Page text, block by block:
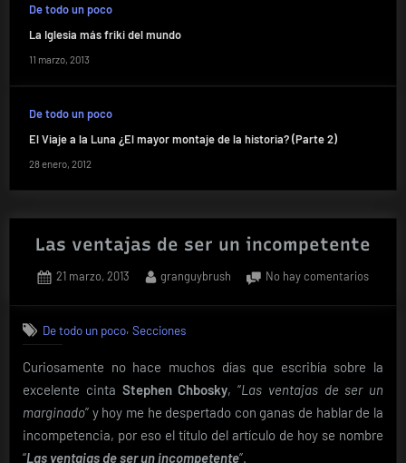
De todo un poco
La Iglesia más friki del mundo
11 marzo, 2013
De todo un poco
El Viaje a la Luna ¿El mayor montaje de la historia? (Parte 2)
28 enero, 2012
Las ventajas de ser un incompetente
Posted
21 marzo, 2013 By
granguybrush No hay comentariosen
un
De todo un poco, Secciones
Curiosamente no hace muchos días que escribía sobre la
excelente cinta Stephen Chbosky, “Las ventajas de ser un
marginado” y hoy me he despertado con ganas de hablar de la
incompetencia, por eso el título del artículo de hoy se nombre
“Las ventajas de ser un incompetente”.